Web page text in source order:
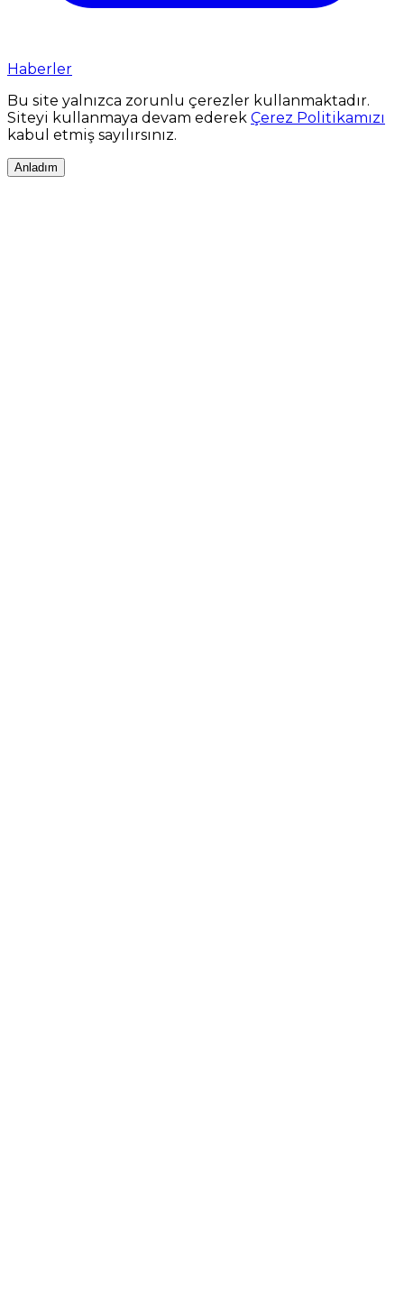
Haberler
Bu site yalnızca zorunlu çerezler kullanmaktadır.
Siteyi kullanmaya devam ederek Çerez Politikamızı
kabul etmiş sayılırsınız.
Anladım